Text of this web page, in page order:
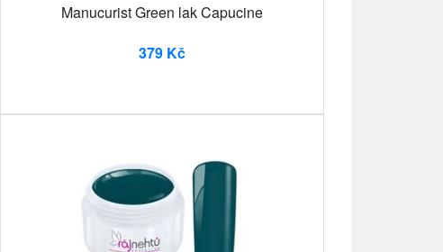
Manucurist Green lak Capucine
379 Kč